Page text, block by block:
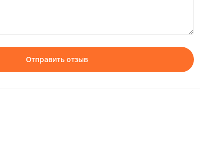
Отправить отзыв